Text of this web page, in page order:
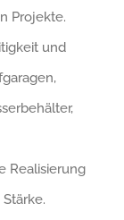
Projekte.
und
Realisierung